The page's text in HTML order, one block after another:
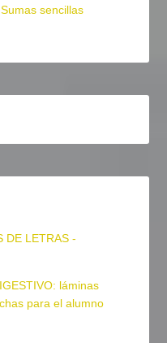
sencillas
DE LETRAS -
láminas
para el alumno